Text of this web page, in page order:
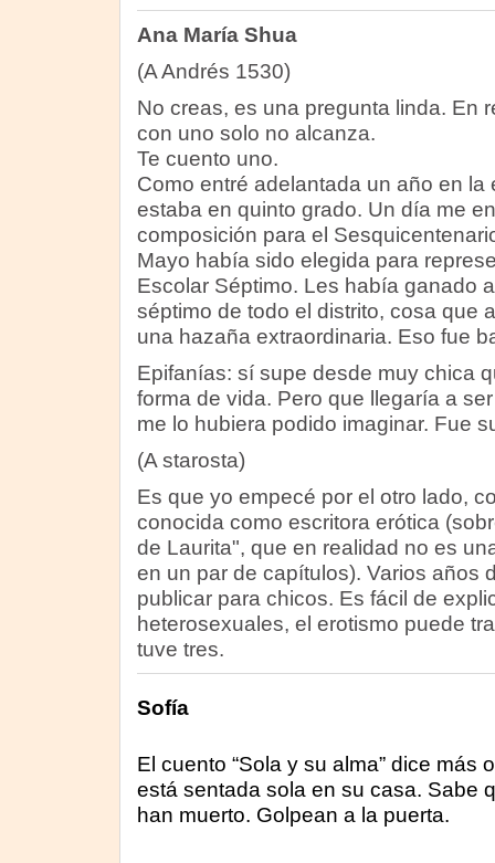
Ana María Shua
(A Andrés 1530)
No creas, es una pregunta linda. En
con uno solo no alcanza.
Te cuento uno.
Como entré adelantada un año en la
estaba en quinto grado. Un día me
composición para el
Mayo había sido elegida para
Escolar Séptimo. Les había ganado
séptimo de todo el distrito, cosa que
una hazaña extraordinaria. Eso fue
Epifanías: sí supe desde muy chica
forma de vida. Pero que llegaría a
me lo hubiera podido imaginar. Fue
(A starosta)
Es que yo empecé por el otro lado,
conocida como escritora erótica
de Laurita", que en realidad no es
en un par de capítulos). Varios años
publicar para chicos. Es fácil de
heterosexuales, el erotismo puede
tuve tres.
Sofía
El cuento “Sola y su alma” dice más
está sentada sola en su casa. Sabe
han muerto. Golpean a la puerta.